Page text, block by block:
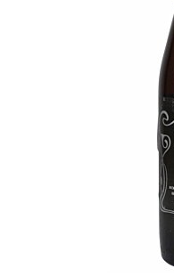
Endnu en